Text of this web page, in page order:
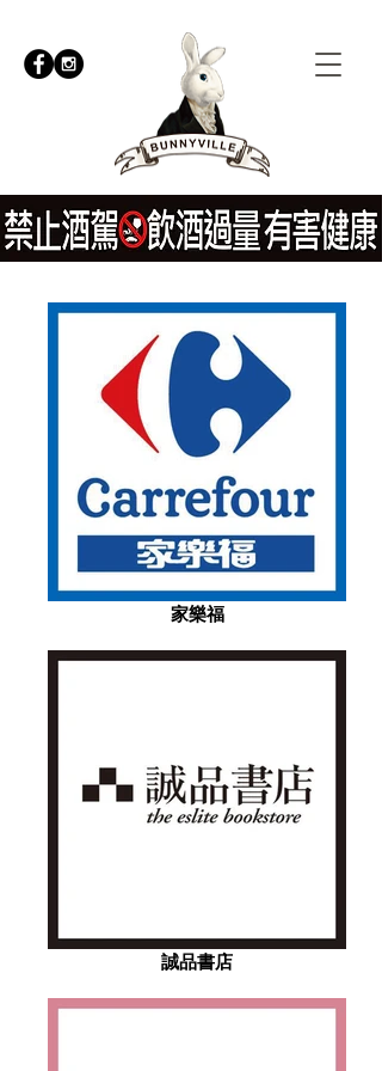
家樂福
誠品書店